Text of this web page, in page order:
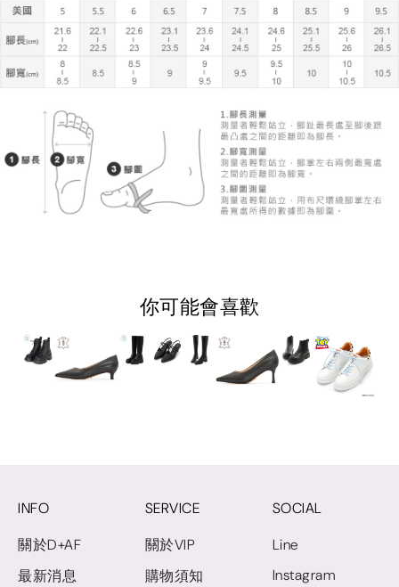
你可能會喜歡
INFO
關於D+AF
最新消息
SERVICE
關於VIP
購物須知
SOCIAL
Line
Instagram